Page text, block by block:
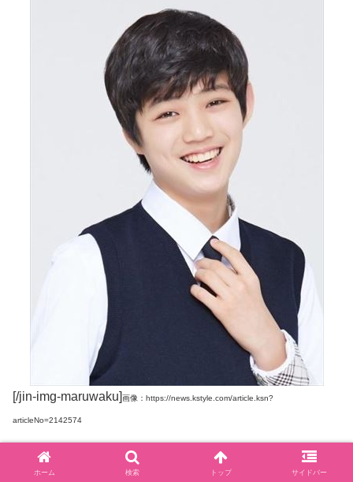
[/jin-img-maruwaku]画像：https://news.kstyle.com/article.ksn?
articleNo=2142574
MCグループの末っ子で、モ・チョルヒとチェ・ナリの息
ホーム 検索 トップ サイドバー